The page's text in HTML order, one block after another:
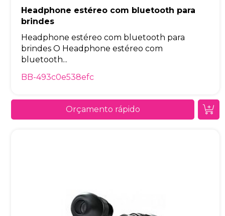
Headphone estéreo com bluetooth para
brindes
Headphone estéreo com bluetooth para
brindes O Headphone estéreo com
bluetooth...
BB-493c0e538efc
Orçamento rápido